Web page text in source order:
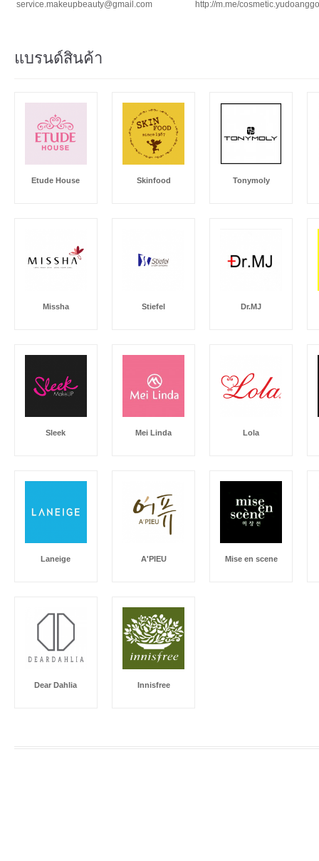
service.makeupbeauty@gmail.com http://m.me/
แบรนด์สินค้า
Etude House Skinfood Tonymoly
Missha Stiefel Dr.MJ
Sleek Mei Linda Lola
Laneige A'PIEU Mise en scene
Dear Dahlia Innisfree